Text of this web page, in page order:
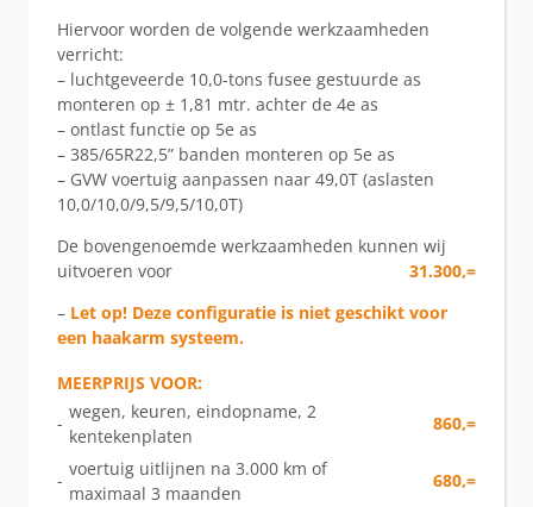
Hiervoor worden de volgende werkzaamheden
verricht:
– luchtgeveerde 10,0-tons fusee gestuurde as
monteren op ± 1,81 mtr. achter de 4e as
– ontlast functie op 5e as
– 385/65R22,5” banden monteren op 5e as
– GVW voertuig aanpassen naar 49,0T (aslasten
10,0/10,0/9,5/9,5/10,0T)
De bovengenoemde werkzaamheden kunnen wij
uitvoeren voor
31.300,=
– Let op! Deze configuratie is niet geschikt voor
een haakarm systeem.
MEERPRIJS VOOR:
-
wegen, keuren, eindopname, 2
kentekenplaten
860,=
-
voertuig uitlijnen na 3.000 km of
maximaal 3 maanden
680,=